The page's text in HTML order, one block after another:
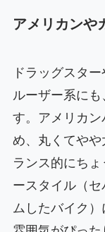
アメリカンや
ドラッグスタ
ルーザー系に
す。アメリカ
め、丸くてや
ランス的にち
ースタイル（
ムしたバイク